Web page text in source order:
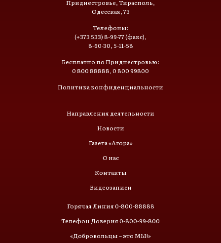
Приднестровье, Тирасполь,
Одесская, 73
Телефоны:
(+373 533) 8-99-77 (факс),
8-60-30, 5-11-58
Бесплатно по Приднестровью:
0 800 88888, 0 800 99800
Политика конфиденциальности
Направления деятельности
Новости
Газета «Агора»
О нас
Контакты
Видеозаписи
Горячая Линия 0-800-88888
Телефон Доверия 0-800-99-800
«Добровольцы – это МЫ!»